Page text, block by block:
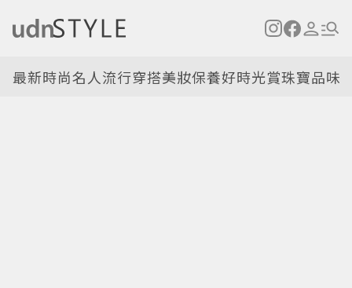
最新時尚名人流行穿搭美妝保養好時光賞珠寶品味